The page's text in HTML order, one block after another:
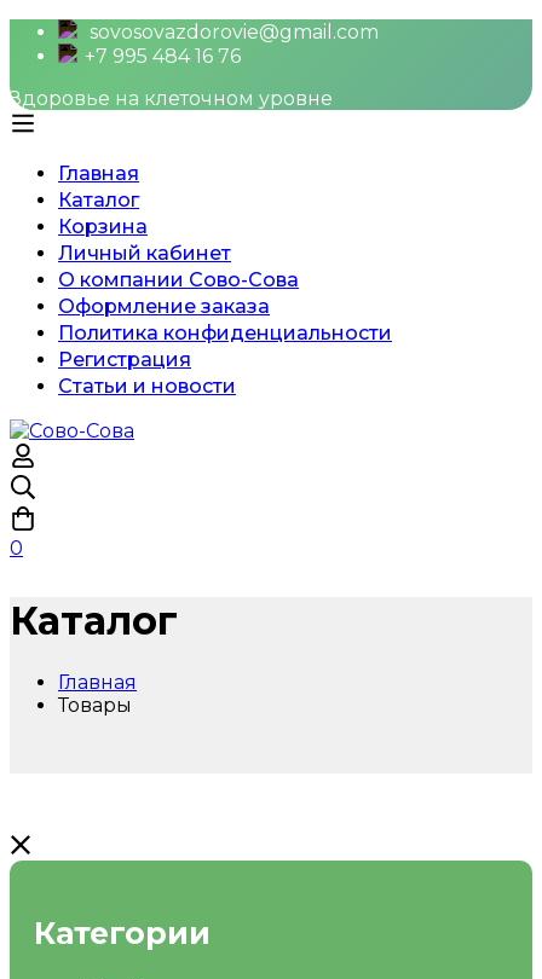
sovosovazdorovie@gmail.com
+7 995 484 16 76
Здоровье на клеточном уровне
Главная
Каталог
Корзина
Личный кабинет
О компании Сово-Сова
Оформление заказа
Политика конфиденциальности
Регистрация
Статьи и новости
0
Каталог
Главная
Товары
Категории